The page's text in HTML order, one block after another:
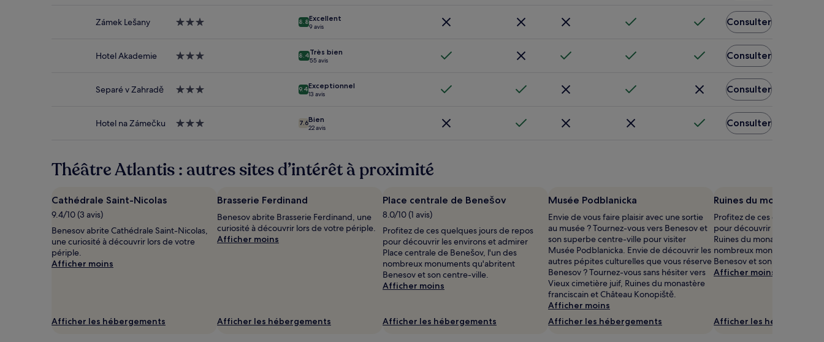
susceptibles
de
Des
conditions
supplémentaires
peuvent
s’appliquer.
Zámek Lešany
Hébergement
8.8Excellent
9 avis Consulter
Hotel Akademie
Hébergement
8.4Très bien
55 avis Consulter
Separé v Zahradě
Hébergement
9.4Exceptionnel
13 avis Consulter
Hotel na Zámečku
Hébergement
7.6Bien
22 avis Consulter
Théâtre Atlantis : autres sites d’intérêt à proximité
Cathédrale Saint-Nicolas
9.4/10 (3 avis)
Benesov abrite Cathédrale Saint-Nicolas,
une curiosité à découvrir lors de votre
périple.
Afficher moins
Afficher les hébergements
Brasserie Ferdinand
Benesov abrite Brasserie Ferdinand, une
curiosité à découvrir lors de votre périple.
Afficher moins
Afficher les hébergements
Place centrale de Benešov
8.0/10 (1 avis)
Profitez de ces quelques jours de repos
pour découvrir les environs et admirer
Place centrale de Benešov, l'un des
nombreux monuments qu'abritent
Benesov et son centre-ville.
Afficher moins
Afficher les hébergements
Musée Podblanicka
Envie de vous faire plaisir avec une sortie
au musée ? Tournez-vous vers Benesov et
son superbe centre-ville pour visiter
Musée Podblanicka. Envie de découvrir les
autres pépites culturelles que vous réserve
Benesov ? Tournez-vous sans hésiter vers
Vieux cimetière juif, Ruines du monastère
franciscain et Château Konopiště.
Afficher moins
Afficher les hébergements
Ruines du monastère
Profitez de ces quelques
pour découvrir les environs
Ruines du monastère
nombreux monuments
Benesov et son centre-ville.
Afficher moins
Afficher les